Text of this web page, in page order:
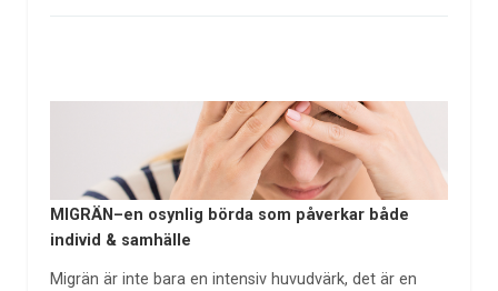
MIGRÄN–en osynlig börda som påverkar både
individ & samhälle
Migrän är inte bara en intensiv huvudvärk, det är en